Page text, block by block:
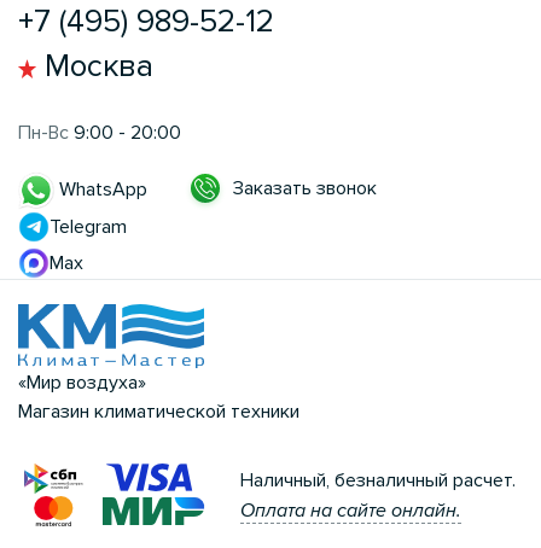
+7 (495) 989-52-12
Москва
Пн-Вс 9:00 - 20:00
WhatsApp
Telegram
Max
Заказать звонок
«Мир воздуха»
Магазин климатической техники
Наличный, безналичный расчет.
Оплата на сайте онлайн.